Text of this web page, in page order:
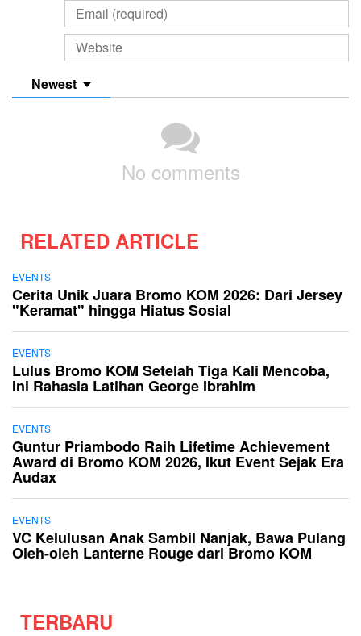
Newest
No comments
RELATED ARTICLE
EVENTS
Cerita Unik Juara Bromo KOM 2026: Dari Jersey
"Keramat" hingga Hiatus Sosial
EVENTS
Lulus Bromo KOM Setelah Tiga Kali Mencoba,
Ini Rahasia Latihan George Ibrahim
EVENTS
Guntur Priambodo Raih Lifetime Achievement
Award di Bromo KOM 2026, Ikut Event Sejak Era
Audax
EVENTS
VC Kelulusan Anak Sambil Nanjak, Bawa Pulang
Oleh-oleh Lanterne Rouge dari Bromo KOM
TERBARU